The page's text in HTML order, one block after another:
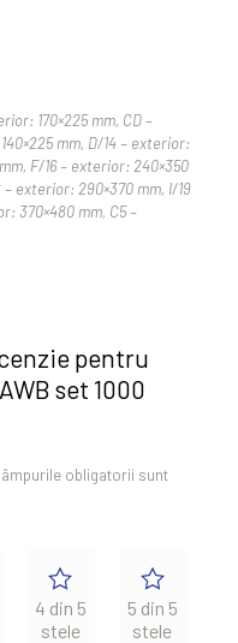
170×225 mm, CD –
mm, D/14 – exterior:
F/16 – exterior: 240×350
– exterior: 290×370 mm, I/19
370×480 mm, C5 –
pentru
set 1000
obligatorii sunt
4 din 5
stele
5 din 5
stele